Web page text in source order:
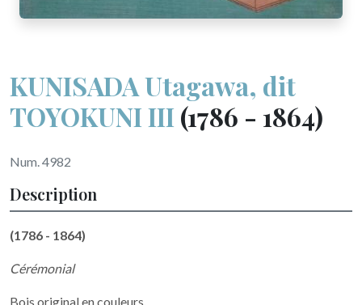
KUNISADA Utagawa, dit
TOYOKUNI III(1786 - 1864)
Num. 4982
Description
(1786 - 1864)
Cérémonial
Bois original en couleurs.